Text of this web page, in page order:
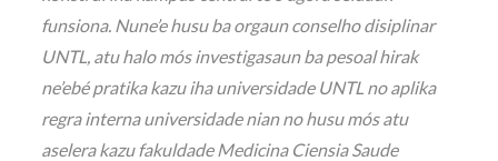
funsiona. Nune’e husu ba orgaun conselho disiplinar
UNTL, atu halo mós investigasaun ba pesoal hirak
ne’ebé pratika kazu iha universidade UNTL no aplika
regra interna universidade nian no husu mós atu
aselera kazu fakuldade Medicina Ciensia Saude